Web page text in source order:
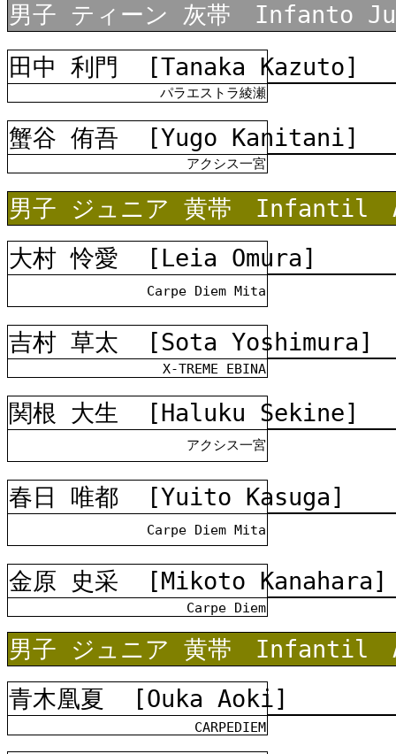
男子 ティーン 灰帯 Infanto
田中 利門
[Tanaka Kazuto]
パラエストラ綾瀬
蟹谷 侑吾 [Yugo Kanitani]
アクシス一宮
男子 ジュニア 黄帯 Infantil
大村 怜愛
[Leia Omura]
Carpe Diem Mita
吉村 草太 [Sota Yoshimura]
X-TREME EBINA
関根 大生 [Haluku Sekine]
アクシス一宮
春日 唯都 [Yuito Kasuga]
Carpe Diem Mita
金原 史采 [Mikoto Kanahara]
Carpe Diem
男子 ジュニア 黄帯 Infantil
青木凰夏
[Ouka Aoki]
CARPEDIEM